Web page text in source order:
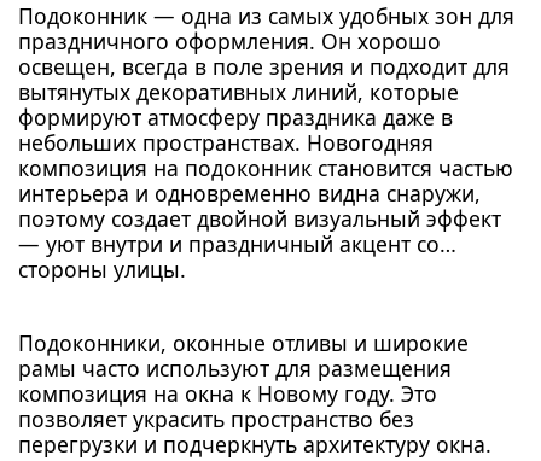
Подоконник — одна из самых удобных зон для
праздничного оформления. Он хорошо
освещен, всегда в поле зрения и подходит для
вытянутых декоративных линий, которые
формируют атмосферу праздника даже в
небольших пространствах. Новогодняя
композиция на подоконник становится частью
интерьера и одновременно видна снаружи,
поэтому создает двойной визуальный эффект
— уют внутри и праздничный акцент со
стороны улицы.
Подоконники, оконные отливы и широкие
рамы часто используют для размещения
композиция на окна к Новому году. Это
позволяет украсить пространство без
перегрузки и подчеркнуть архитектуру окна.